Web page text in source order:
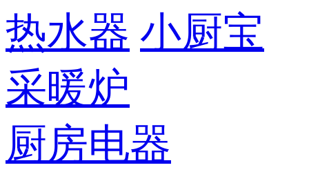
热水器 小厨宝
采暖炉
厨房电器